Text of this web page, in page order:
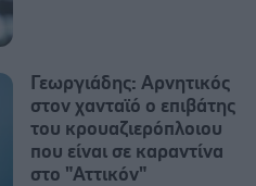
Γεωργιάδης: Αρνητικός
στον χανταϊό ο επιβάτης
του κρουαζιερόπλοιου
που είναι σε καραντίνα
στο "Αττικόν"